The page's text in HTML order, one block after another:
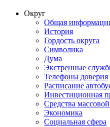
Округ
Общая
История
Гордость округа
Символика
Дума
Экстренные
Телефоны доверия
Расписание
Инвестиционная
Средства
Экономика
Социальная сфера